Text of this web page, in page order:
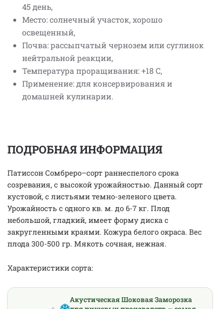
45 день,
Место: солнечный участок, хорошо
освещенный,
Почва: рассыпчатый чернозем или суглинок
нейтральной реакции,
Температура проращивания: +18 С,
Применение: для консервирования и
домашней кулинарии.
ПОДРОБНАЯ ИНФОРМАЦИЯ
Патиссон Сомбреро–сорт раннеспелого срока
созревания, с высокой урожайностью. Данный сорт
кустовой, с листьями темно-зеленого цвета.
Урожайность с одного кв. м. до 6-7 кг. Плод
небольшой, гладкий, имеет форму диска с
закругленными краями. Кожура белого окраса. Вес
плода 300-500 гр. Мякоть сочная, нежная.
Характеристики сорта:
Акустическая Шоковая Заморозка